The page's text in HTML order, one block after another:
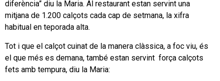
diferència” diu la Maria. Al restaurant estan servint una
mitjana de 1.200 calçots cada cap de setmana, la xifra
habitual en teporada alta.
Tot i que el calçot cuinat de la manera clàssica, a foc viu, és
el que més es demana, també estan servint força calçots
fets amb tempura, diu la Maria: